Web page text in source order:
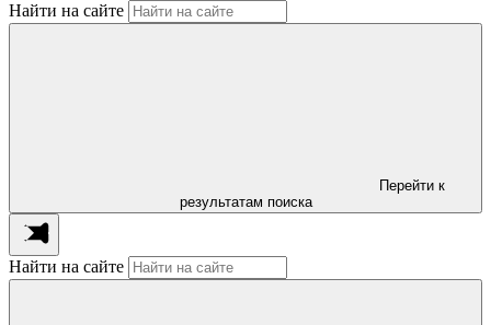
Найти на сайте
Перейти к
результатам поиска
Найти на сайте